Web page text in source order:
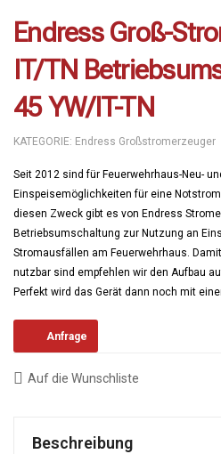
Endress Groß-
IT/TN
45 YW/IT-TN
KATEGORIE: Endress Großstromerzeuger
Seit 2012 sind für Feuerwehrhaus-Neu-
Einspeisemöglichkeiten für eine
diesen Zweck gibt es von Endress
Betriebsumschaltung zur Nutzung an
Stromausfällen am Feuerwehrhaus.
nutzbar sind empfehlen wir den Aufbau
Perfekt wird das Gerät dann noch mit
Anfrage
Auf die Wunschliste
Beschreibung